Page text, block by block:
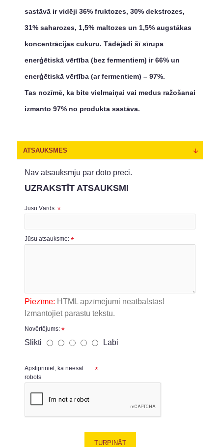
sastāvā ir vidēji 36% fruktozes, 30% dekstrozes,
31% saharozes, 1,5% maltozes un 1,5% augstākas
koncentrācijas cukuru. Tādējādi šī sīrupa
enerģētiskā vērtība (bez fermentiem) ir 66% un
enerģētiskā vērtība (ar fermentiem) – 97%.
Tas nozīmē, ka bite vielmaiņai vai medus ražošanai
izmanto 97% no produkta sastāva.
ATSAUKSMES
Nav atsauksmju par doto preci.
UZRAKSTĪT ATSAUKSMI
Jūsu Vārds:
Jūsu atsauksme:
Piezīme: HTML apzīmējumi neatbalstās!
Izmantojiet parastu tekstu.
Novērtējums:
Slikti Labi
Apstipriniet, ka neesat
robots
TURPINĀT